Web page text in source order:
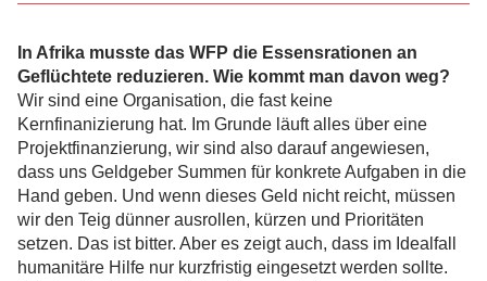
In Afrika musste das WFP die Essensrationen an
Geflüchtete reduzieren. Wie kommt man davon weg?
Wir sind eine Organisation, die fast keine
Kernfinanizierung hat. Im Grunde läuft alles über eine
Projektfinanzierung, wir sind also darauf angewiesen,
dass uns Geldgeber Summen für konkrete Aufgaben in die
Hand geben. Und wenn dieses Geld nicht reicht, müssen
wir den Teig dünner ausrollen, kürzen und Prioritäten
setzen. Das ist bitter. Aber es zeigt auch, dass im Idealfall
humanitäre Hilfe nur kurzfristig eingesetzt werden sollte.